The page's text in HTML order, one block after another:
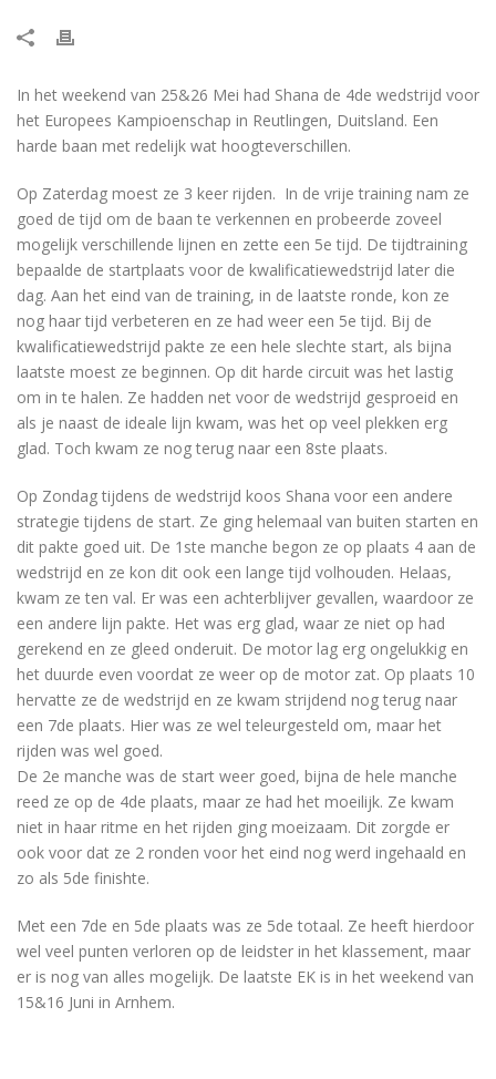
In het weekend van 25&26 Mei had Shana de 4de wedstrijd voor
het Europees Kampioenschap in Reutlingen, Duitsland. Een
harde baan met redelijk wat hoogteverschillen.
Op Zaterdag moest ze 3 keer rijden. In de vrije training nam ze
goed de tijd om de baan te verkennen en probeerde zoveel
mogelijk verschillende lijnen en zette een 5e tijd. De tijdtraining
bepaalde de startplaats voor de kwalificatiewedstrijd later die
dag. Aan het eind van de training, in de laatste ronde, kon ze
nog haar tijd verbeteren en ze had weer een 5e tijd. Bij de
kwalificatiewedstrijd pakte ze een hele slechte start, als bijna
laatste moest ze beginnen. Op dit harde circuit was het lastig
om in te halen. Ze hadden net voor de wedstrijd gesproeid en
als je naast de ideale lijn kwam, was het op veel plekken erg
glad. Toch kwam ze nog terug naar een 8ste plaats.
Op Zondag tijdens de wedstrijd koos Shana voor een andere
strategie tijdens de start. Ze ging helemaal van buiten starten en
dit pakte goed uit. De 1ste manche begon ze op plaats 4 aan de
wedstrijd en ze kon dit ook een lange tijd volhouden. Helaas,
kwam ze ten val. Er was een achterblijver gevallen, waardoor ze
een andere lijn pakte. Het was erg glad, waar ze niet op had
gerekend en ze gleed onderuit. De motor lag erg ongelukkig en
het duurde even voordat ze weer op de motor zat. Op plaats 10
hervatte ze de wedstrijd en ze kwam strijdend nog terug naar
een 7de plaats. Hier was ze wel teleurgesteld om, maar het
rijden was wel goed.
De 2e manche was de start weer goed, bijna de hele manche
reed ze op de 4de plaats, maar ze had het moeilijk. Ze kwam
niet in haar ritme en het rijden ging moeizaam. Dit zorgde er
ook voor dat ze 2 ronden voor het eind nog werd ingehaald en
zo als 5de finishte.
Met een 7de en 5de plaats was ze 5de totaal. Ze heeft hierdoor
wel veel punten verloren op de leidster in het klassement, maar
er is nog van alles mogelijk. De laatste EK is in het weekend van
15&16 Juni in Arnhem.